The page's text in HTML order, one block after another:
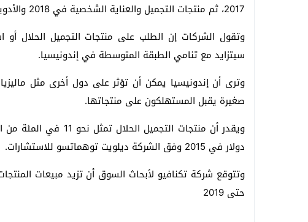
2017، ثم منتجات التجميل والعناية الشخصية في 2018 والأدوية في 2019.
وتقول الشركات إن الطلب على منتجات التجميل الحلال أو
سيتزايد مع تنامي الطبقة المتوسطة في إندونيسيا.
وترى أن إندونيسيا يمكن أن تؤثر على دول أخرى مثل
صغيرة يقبل المستهلكون على منتجاتها.
ويقدر أن منتجات
دولار في 2015 وفق الشركة ديلويت توهماتسو للاستشارات.
حتى 2019